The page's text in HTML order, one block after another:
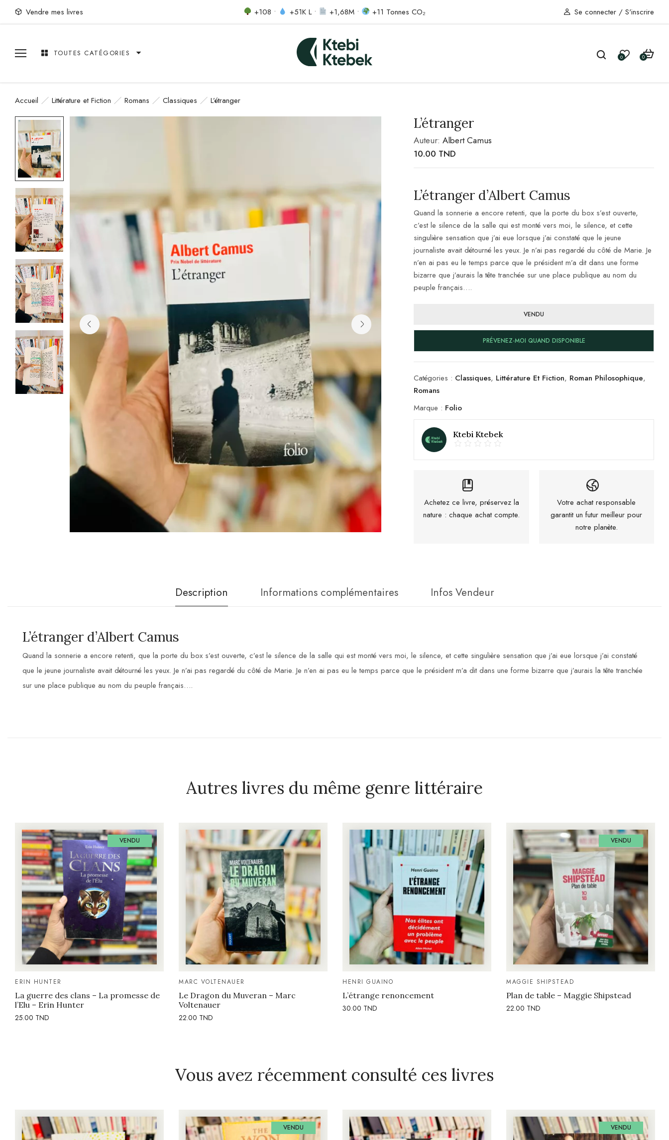
Vendre mes livres +108 • +51K L • +1,68M • +11 Tonnes CO₂ Se connecter / S'inscrire
TOUTES CATÉGORIES 0 0
Accueil Littérature et Fiction Romans Classiques L’étranger
L’étranger
Auteur:Albert Camus
10.00 TND
L’étranger d’Albert Camus
Quand la sonnerie a encore retenti, que la porte du box s’est ouverte,
c’est le silence de la salle qui est monté vers moi, le silence, et cette
singulière sensation que j’ai eue lorsque j’ai constaté que le jeune
journaliste avait détourné les yeux. Je n’ai pas regardé du côté de Marie. Je
n’en ai pas eu le temps parce que le président m’a dit dans une forme
bizarre que j’aurais la tête tranchée sur une place publique au nom du
peuple français….
VENDU
PRÉVENEZ-MOI QUAND DISPONIBLE
Catégories : Classiques, Littérature Et Fiction, Roman Philosophique,
Romans
Marque : Folio
Ktebi Ktebek
Achetez ce livre, préservez la
nature : chaque achat compte.
Votre achat responsable
garantit un futur meilleur pour
notre planète.
Description Informations complémentaires Infos Vendeur
L’étranger d’Albert Camus
Quand la sonnerie a encore retenti, que la porte du box s’est ouverte, c’est le silence de la salle qui est monté vers moi, le silence, et cette singulière sensation que j’ai eue lorsque j’ai constaté
que le jeune journaliste avait détourné les yeux. Je n’ai pas regardé du côté de Marie. Je n’en ai pas eu le temps parce que le président m’a dit dans une forme bizarre que j’aurais la tête tranchée
sur une place publique au nom du peuple français….
Autres livres du même genre littéraire
VENDU
ERIN HUNTER
La guerre des clans – La promesse de
l’Elu – Erin Hunter
25.00 TND
MARC VOLTENAUER
Le Dragon du Muveran – Marc
Voltenauer
22.00 TND
HENRI GUAINO
L’étrange renoncement
30.00 TND
VENDU
MAGGIE SHIPSTEAD
Plan de table – Maggie Shipstead
22.00 TND
Vous avez récemment consulté ces livres
VENDU VENDU